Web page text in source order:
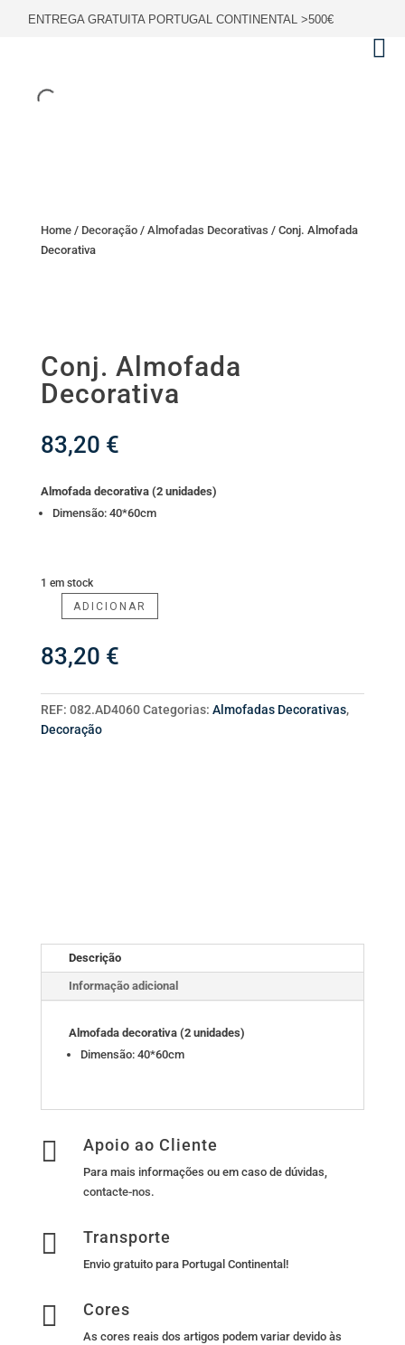
ENTREGA GRATUITA PORTUGAL CONTINENTAL >500€
Home/ Decoração/ Almofadas Decorativas / Conj. Almofada
Decorativa
Conj. Almofada
Decorativa
83,20 €
Almofada decorativa (2 unidades)
Dimensão: 40*60cm
1 em stock
Quantidade
Conj.
Decorativa
ADICIONAR
83,20 €
REF: 082.AD4060 Categorias: Almofadas Decorativas,
Decoração
Descrição
Informação adicional
Almofada decorativa (2 unidades)
Dimensão: 40*60cm
 Apoio ao Cliente
Para mais informações ou em caso de dúvidas,
contacte-nos.
 Transporte
Envio gratuito para Portugal Continental!
 Cores
As cores reais dos artigos podem variar devido às